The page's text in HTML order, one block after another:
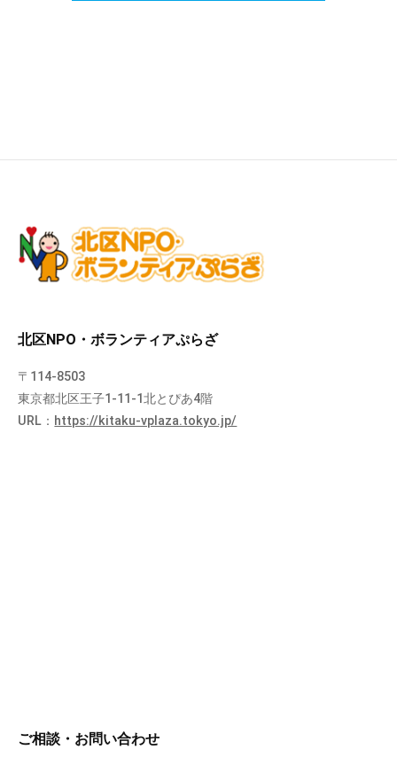
北区NPO・ボランティアぷらざ
〒114-8503
東京都北区王子1-11-1北とぴあ4階
URL： https://kitaku-vplaza.tokyo.jp/
ご相談・お問い合わせ